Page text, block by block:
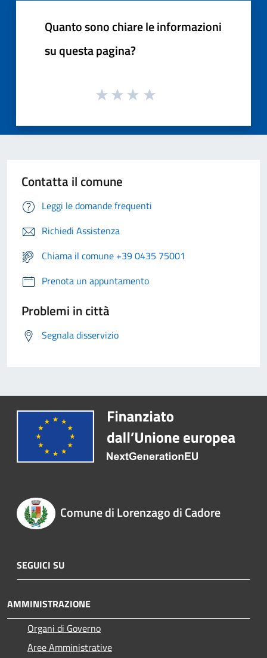
Quanto sono chiare le informazioni
su questa pagina?
Contatta il comune
Leggi le domande frequenti
Richiedi Assistenza
Chiama il comune +39 0435 75001
Prenota un appuntamento
Problemi in città
Segnala disservizio
Comune di Lorenzago di Cadore
SEGUICI SU
AMMINISTRAZIONE
Organi di Governo
Aree Amministrative